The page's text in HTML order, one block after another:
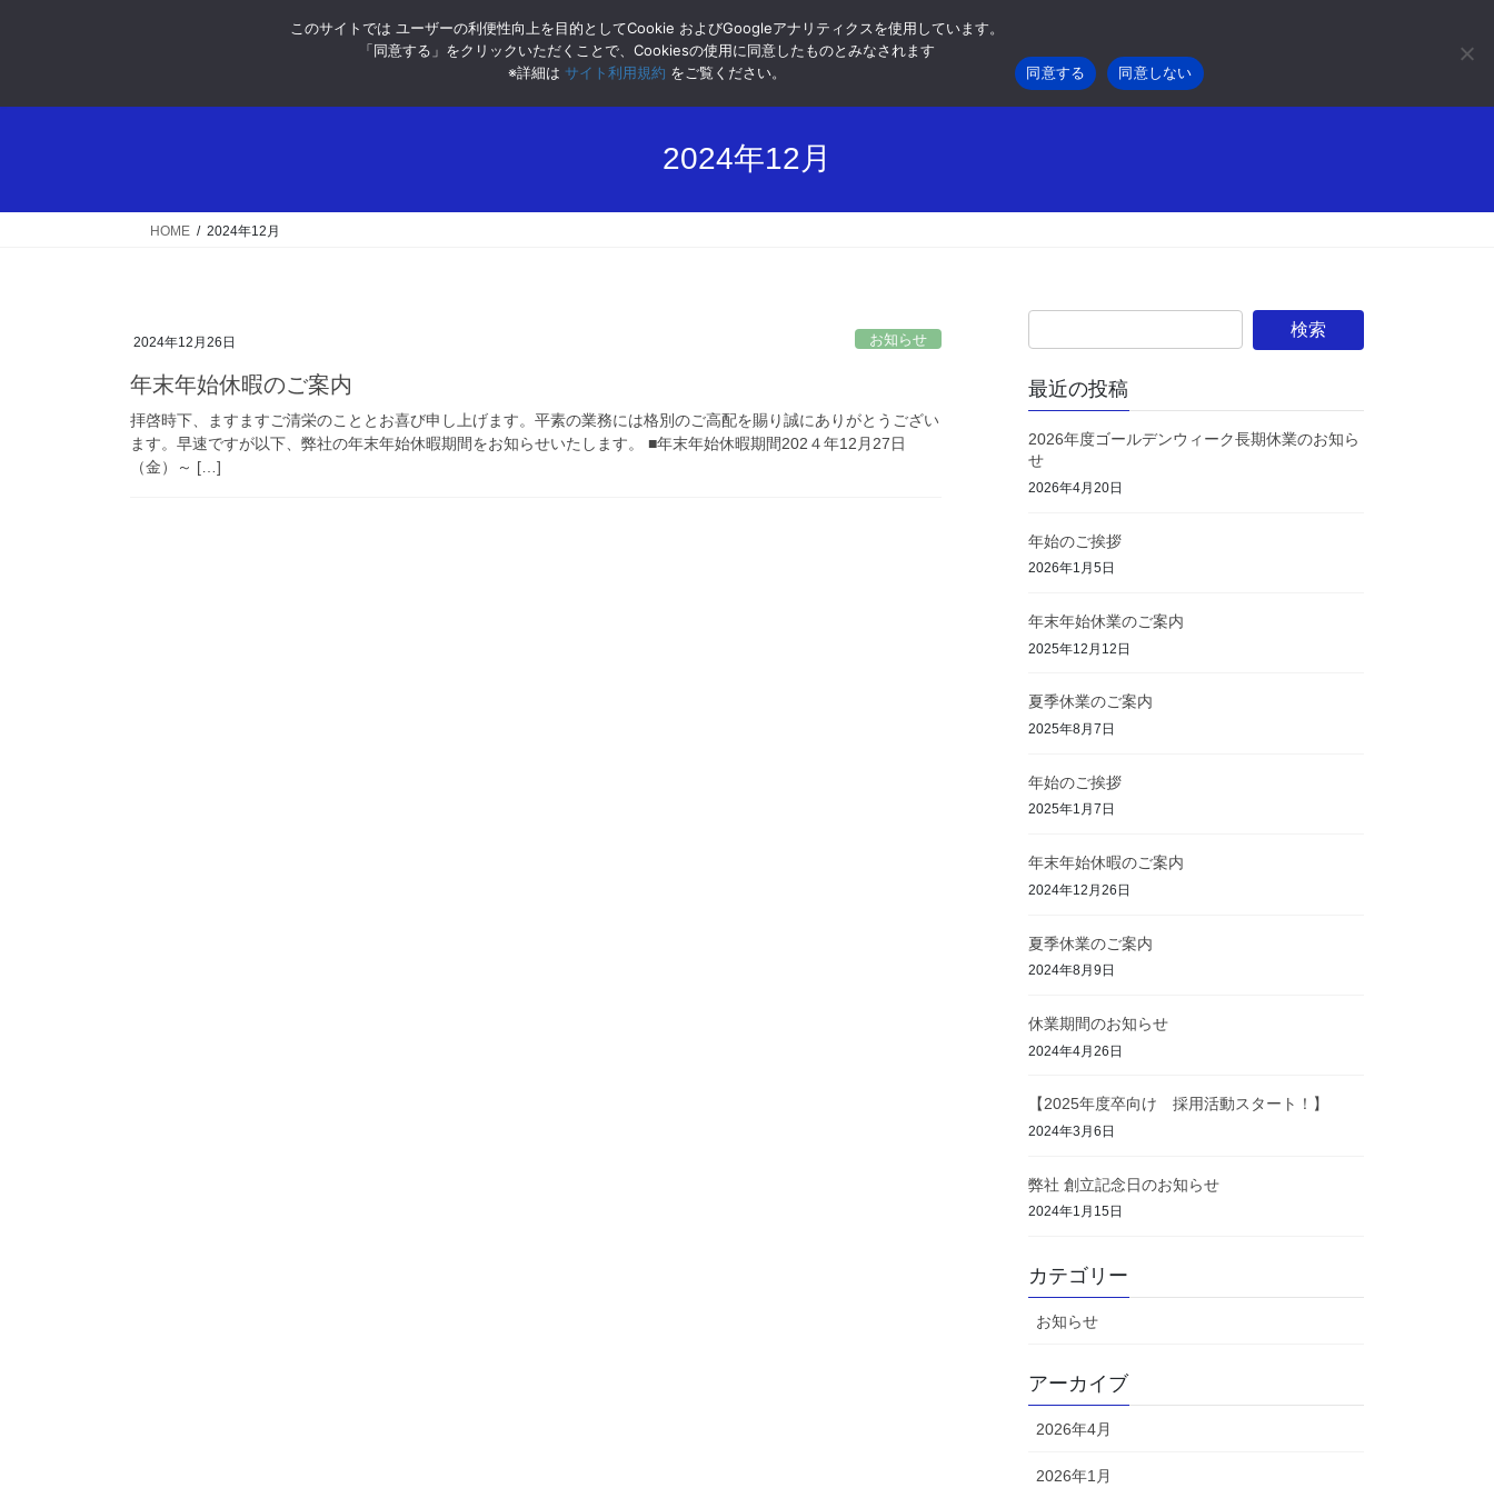
ホーム 企業理念
2024年12月
HOME 2024年12月
2024年12月26日 お知らせ
年末年始休暇のご案内
拝啓時下、ますますご清栄のこととお喜び申し上げます。平素の業務には格別のご高配を賜り誠にありがとうござい
ます。早速ですが以下、弊社の年末年始休暇期間をお知らせいたします。 ■年末年始休暇期間202４年12月27日
（金）～ […]
最近の投稿
2026年度ゴールデンウィーク長期休業のお知ら
せ
2026年4月20日
年始のご挨拶
2026年1月5日
年末年始休業のご案内
2025年12月12日
夏季休業のご案内
2025年8月7日
年始のご挨拶
2025年1月7日
年末年始休暇のご案内
2024年12月26日
夏季休業のご案内
2024年8月9日
休業期間のお知らせ
2024年4月26日
【2025年度卒向け 採用活動スタート！】
2024年3月6日
弊社 創立記念日のお知らせ
2024年1月15日
カテゴリー
お知らせ
アーカイブ
2026年4月
2026年1月
このサイトでは ユーザーの利便性向上を目的としてCookie およびGoogleアナリティクスを使用しています。
「同意する」をクリックいただくことで、Cookiesの使用に同意したものとみなされます
※詳細はサイト利用規約 をご覧ください。 同意する 同意しない